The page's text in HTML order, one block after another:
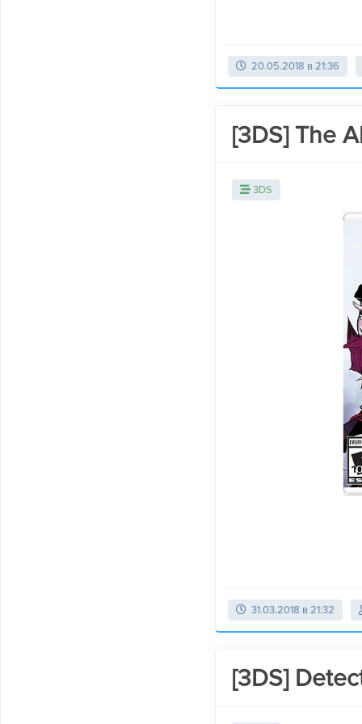
20.05.2018 в 21:36
[3DS] The
3DS
31.03.2018 в 21:32
[3DS]